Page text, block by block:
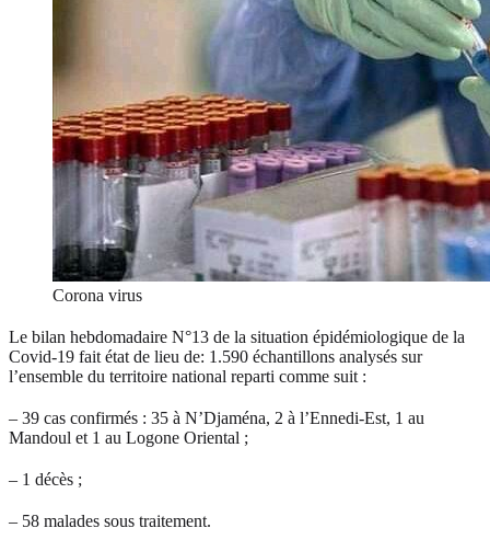
Corona virus
Le bilan hebdomadaire N°13 de la situation épidémiologique de la
Covid-19 fait état de lieu de: 1.590 échantillons analysés sur
l’ensemble du territoire national reparti comme suit :
– 39 cas confirmés : 35 à N’Djaména, 2 à l’Ennedi-Est, 1 au
Mandoul et 1 au Logone Oriental ;
– 1 décès ;
– 58 malades sous traitement.